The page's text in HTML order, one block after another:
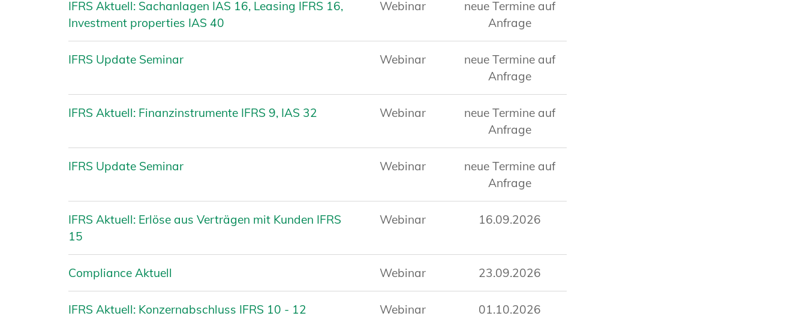
IFRS Aktuell: Sachanlagen IAS 16, Leasing IFRS 16,
Investment properties IAS 40
Webinar
neue Termine auf
Anfrage
IFRS Update Seminar Webinar
neue Termine auf
Anfrage
IFRS Aktuell: Finanzinstrumente IFRS 9, IAS 32 Webinar
neue Termine auf
Anfrage
IFRS Update Seminar Webinar
neue Termine auf
Anfrage
IFRS Aktuell: Erlöse aus Verträgen mit Kunden IFRS
15
Webinar 16.09.2026
Compliance Aktuell Webinar 23.09.2026
IFRS Aktuell: Konzernabschluss IFRS 10 - 12 Webinar 01.10.2026